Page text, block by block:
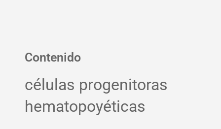
Contenido
células progenitoras
hematopoyéticas